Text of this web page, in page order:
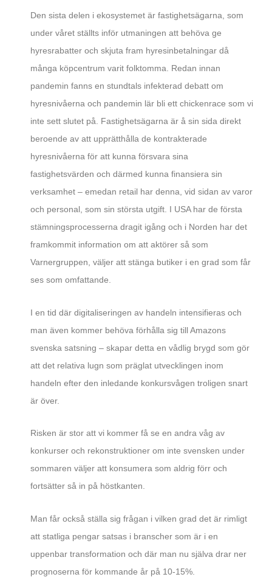
Den sista delen i ekosystemet är fastighetsägarna, som
under våret ställts inför utmaningen att behöva ge
hyresrabatter och skjuta fram hyresinbetalningar då
många köpcentrum varit folktomma. Redan innan
pandemin fanns en stundtals infekterad debatt om
hyresnivåerna och pandemin lär bli ett chickenrace som vi
inte sett slutet på. Fastighetsägarna är å sin sida direkt
beroende av att upprätthålla de kontrakterade
hyresnivåerna för att kunna försvara sina
fastighetsvärden och därmed kunna finansiera sin
verksamhet – emedan retail har denna, vid sidan av varor
och personal, som sin största utgift. I USA har de första
stämningsprocesserna dragit igång och i Norden har det
framkommit information om att aktörer så som
Varnergruppen, väljer att stänga butiker i en grad som får
ses som omfattande.
I en tid där digitaliseringen av handeln intensifieras och
man även kommer behöva förhålla sig till Amazons
svenska satsning – skapar detta en vådlig brygd som gör
att det relativa lugn som präglat utvecklingen inom
handeln efter den inledande konkursvågen troligen snart
är över.
Risken är stor att vi kommer få se en andra våg av
konkurser och rekonstruktioner om inte svensken under
sommaren väljer att konsumera som aldrig förr och
fortsätter så in på höstkanten.
Man får också ställa sig frågan i vilken grad det är rimligt
att statliga pengar satsas i branscher som är i en
uppenbar transformation och där man nu själva drar ner
prognoserna för kommande år på 10-15%.